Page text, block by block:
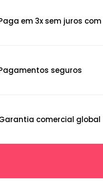
em 3x sem juros
seguros
comercial global